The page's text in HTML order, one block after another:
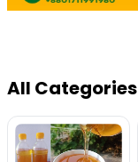
All Categories